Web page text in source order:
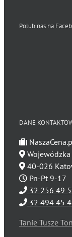
Polub nas na
DANE
40-026
Pn-Pt 9-17
32 256 49
32 494 45
Tanie Tusze